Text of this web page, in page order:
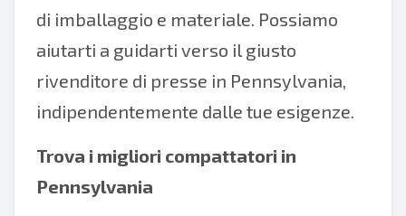
di imballaggio e materiale. Possiamo
aiutarti a guidarti verso il giusto
rivenditore di presse in Pennsylvania,
indipendentemente dalle tue esigenze.
Trova i migliori compattatori in
Pennsylvania